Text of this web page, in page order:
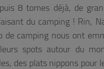
8 tomes déjà, de
du camping ! Rin,
de camping nous ont
spots autour du
des plats nippons pour